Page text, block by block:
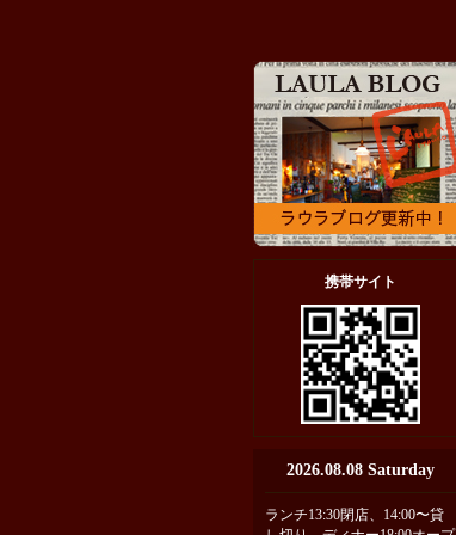
携帯サイト
2026.08.08 Saturday
ランチ13:30閉店、14:00〜貸